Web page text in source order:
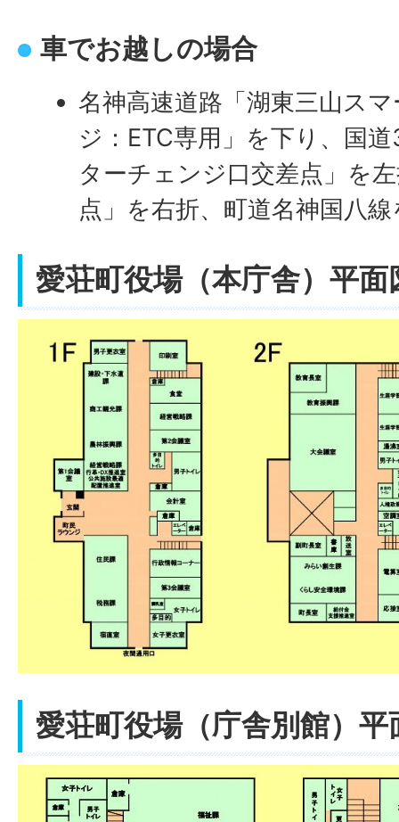
車でお越しの場合
名神高速道路「湖東三山ス
ジ：ETC専用」を下り、国
ターチェンジ口交差点」を
点」を右折、町道名神国八
愛荘町役場（本庁舎）平面
愛荘町役場（庁舎別館）平